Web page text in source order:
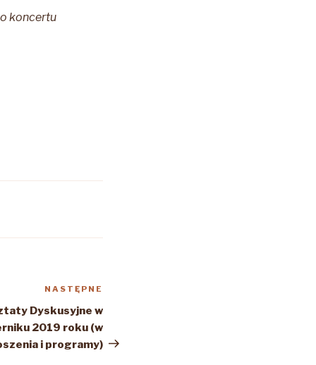
koncertu
wpis
NASTĘPNE
Dyskusyjne w
2019 roku (w
i programy)